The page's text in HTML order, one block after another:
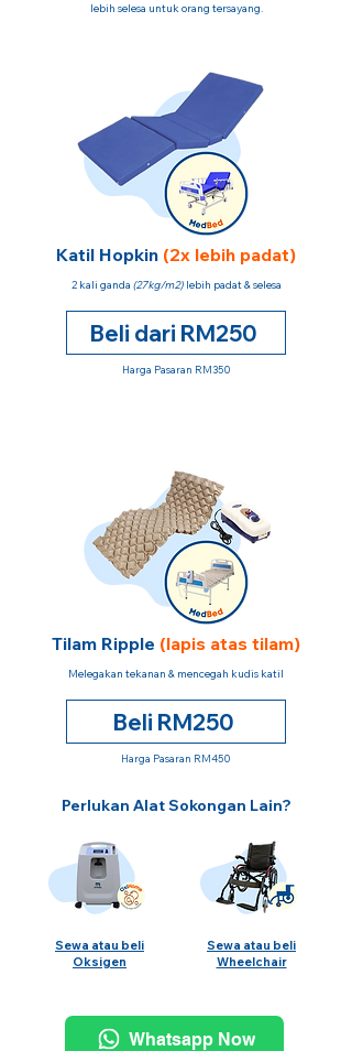
lebih selesa untuk orang tersayang.
Katil Hopkin (2x lebih padat)
2 kali ganda (27kg/m2)lebih padat & selesa
Beli dari RM250
Harga Pasaran RM350
Tilam Ripple (lapis atas tilam)
Melegakan tekanan & mencegah kudis katil
Beli RM250
Harga Pasaran RM450
Perlukan Alat Sokongan Lain?
Sewa atau beli
Oksigen
Sewa atau beli
Wheelchair
Whatsapp Now